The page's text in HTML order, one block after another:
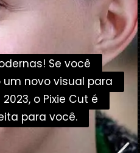
Se você
novo visual para
o Pixie Cut é
para você.
Se você
novo visual para
o Pixie Cut é
para você.